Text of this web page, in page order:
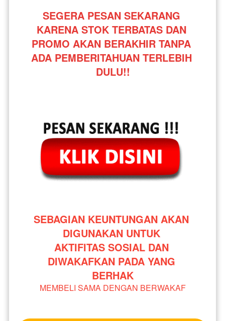
SEGERA PESAN SEKARANG
KARENA STOK TERBATAS DAN
PROMO AKAN BERAKHIR TANPA
ADA PEMBERITAHUAN TERLEBIH
DULU!!
SEBAGIAN KEUNTUNGAN AKAN
DIGUNAKAN UNTUK
AKTIFITAS SOSIAL DAN
DIWAKAFKAN PADA YANG
BERHAK
MEMBELI SAMA DENGAN BERWAKAF